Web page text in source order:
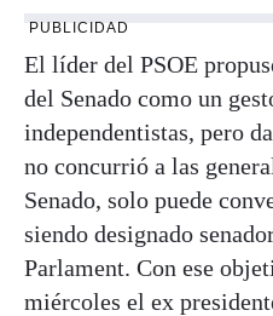
PUBLICIDAD
El líder del PSOE
del Senado como un
independentistas, pero
no concurrió a las
Senado, solo puede
siendo designado
Parlament. Con ese
miércoles el ex